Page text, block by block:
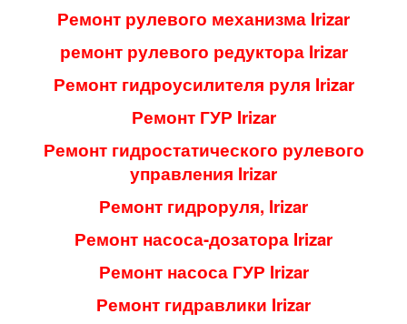
Ремонт рулевого механизма Irizar
ремонт рулевого редуктора Irizar
Ремонт гидроусилителя руля Irizar
Ремонт ГУР Irizar
Ремонт гидростатического рулевого
управления Irizar
Ремонт гидроруля, Irizar
Ремонт насоса-дозатора Irizar
Ремонт насоса ГУР Irizar
Ремонт гидравлики Irizar